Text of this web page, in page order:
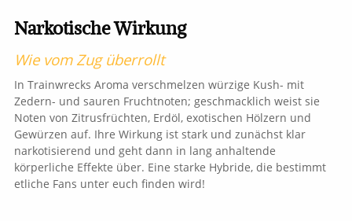
Narkotische Wirkung
Wie vom Zug überrollt
In Trainwrecks Aroma verschmelzen würzige Kush- mit
Zedern- und sauren Fruchtnoten; geschmacklich weist sie
Noten von Zitrusfrüchten, Erdöl, exotischen Hölzern und
Gewürzen auf. Ihre Wirkung ist stark und zunächst klar
narkotisierend und geht dann in lang anhaltende
körperliche Effekte über. Eine starke Hybride, die bestimmt
etliche Fans unter euch finden wird!